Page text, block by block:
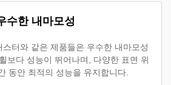
수한 내마모성
터와 같은 제품들은 우수한 내마모성
보다 성능이 뛰어나며, 다양한 표면 위
동안 최적의 성능을 유지합니다.